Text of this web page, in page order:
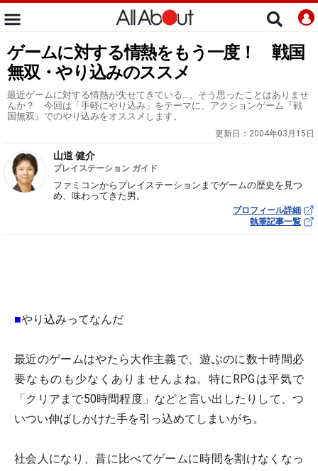
ゲームに対する情熱をもう一度！ 戦国
無双・やり込みのススメ
最近ゲームに対する情熱が失せてきている…。そう思ったことはありませ
んか？ 今回は「手軽にやり込み」をテーマに、アクションゲーム『戦
国無双』でのやり込みをオススメします。
更新日： 2004年03月15日
山道 健介
プレイステーション ガイド
ファミコンからプレイステーションまでゲームの歴史を見つ
め、味わってきた男。
プロフィール詳細
執筆記事一覧
■やり込みってなんだ
最近のゲームはやたら大作主義で、遊ぶのに数十時間必
要なものも少なくありませんよね。特にRPGは平気で
「クリアまで50時間程度」などと言い出したりして、つ
いつい伸ばしかけた手を引っ込めてしまいがち。
社会人になり、昔に比べてゲームに時間を割けなくなっ